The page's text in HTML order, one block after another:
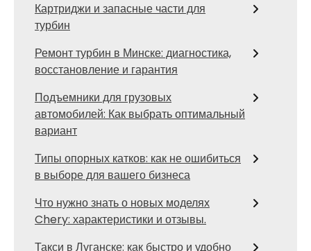
Картриджи и запасные части для
турбин
Ремонт турбин в Минске: диагностика,
восстановление и гарантия
Подъемники для грузовых
автомобилей: Как выбрать оптимальный
вариант
Типы опорных катков: как не ошибиться
в выборе для вашего бизнеса
Что нужно знать о новых моделях
Chery: характеристики и отзывы.
Такси в Луганске: как быстро и удобно